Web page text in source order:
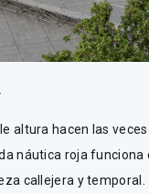
altura hacen las
náutica roja funciona
callejera y temporal.